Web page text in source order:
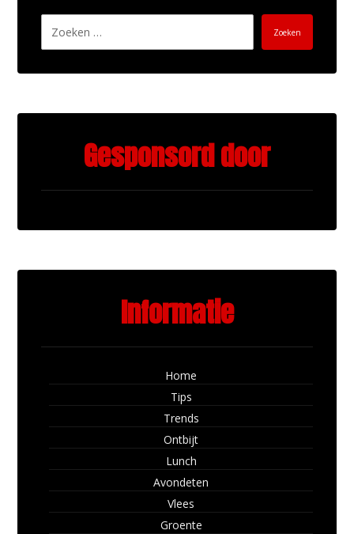
Zoeken
Gesponsord door
Informatie
Home
Tips
Trends
Ontbijt
Lunch
Avondeten
Vlees
Groente